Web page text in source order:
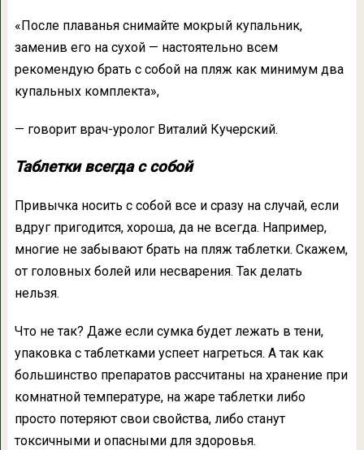
«После плаванья снимайте мокрый купальник,
заменив его на сухой — настоятельно всем
рекомендую брать с собой на пляж как минимум два
купальных комплекта»,
— говорит врач-уролог Виталий Кучерский.
Таблетки всегда с собой
Привычка носить с собой все и сразу на случай, если
вдруг пригодится, хороша, да не всегда. Например,
многие не забывают брать на пляж таблетки. Скажем,
от головных болей или несварения. Так делать
нельзя.
Что не так? Даже если сумка будет лежать в тени,
упаковка с таблетками успеет нагреться. А так как
большинство препаратов рассчитаны на хранение при
комнатной температуре, на жаре таблетки либо
просто потеряют свои свойства, либо станут
токсичными и опасными для здоровья.